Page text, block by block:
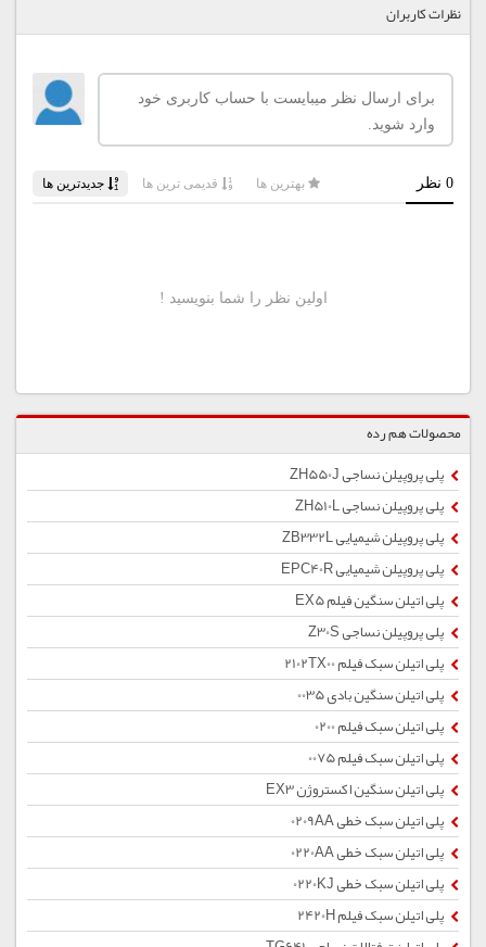
نظرات کاربران
محصولات هم رده
پلی پروپیلن نساجی ZH550J
پلی پروپیلن نساجی ZH510L
پلی پروپیلن شیمیایی ZB332L
پلی پروپیلن شیمیایی EPC40R
پلی اتیلن سنگین فیلم EX5
پلی پروپیلن نساجی Z30S
پلی اتیلن سبک فیلم 2102TX00
پلی اتیلن سنگین بادی 0035
پلی اتیلن سبک فیلم 0200
پلی اتیلن سبک فیلم 0075
پلی اتیلن سنگین اکستروژن EX3
پلی اتیلن سبک خطی 0209AA
پلی اتیلن سبک خطی 0220AA
پلی اتیلن سبک خطی 0220KJ
پلی اتیلن سبک فیلم 2420H